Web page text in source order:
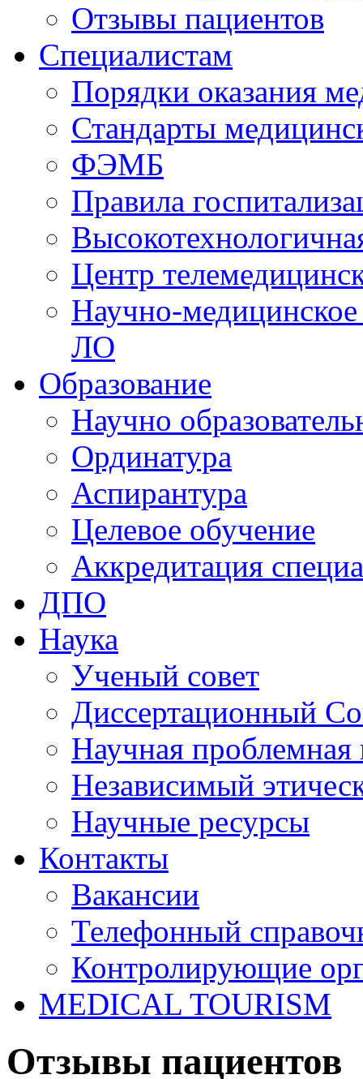
Отзывы пациентов
Специалистам
Порядки оказания
Стандарты
ФЭМБ
Правила
Центр
Научно-
ЛО
Образование
Научно
Ординатура
Аспирантура
Целевое обучение
Аккредитация
ДПО
Наука
Ученый совет
Диссертационный
Научная проблемная
Независимый
Научные ресурсы
Контакты
Вакансии
Телефонный
Контролирующие
MEDICAL TOURISM
Отзывы пациентов